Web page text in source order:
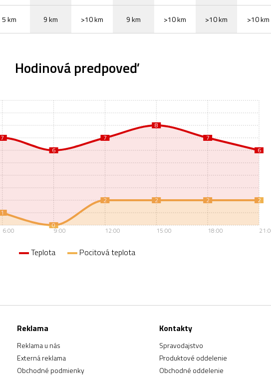
5 km 9 km >10 km 9 km >10 km >10 km >10 km
Hodinová predpoveď
1
0
2 2 2 2
7
6
7
8
7
6
6:00 9:00 12:00 15:00 18:00
Teplota Pocitová teplota
Reklama
Reklama u nás
Externá reklama
Obchodné podmienky
Kontakty
Spravodajstvo
Produktové oddelenie
Obchodné oddelenie